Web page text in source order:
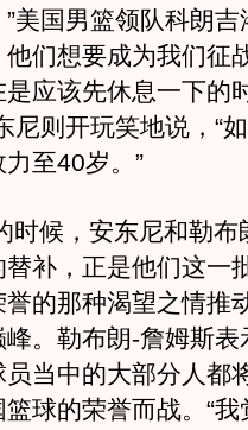
美国男篮领队科朗吉
们想要成为我们征
应该先休息一下的
尼则开玩笑地说，“
至40岁。”
候，安东尼和勒布
补，正是他们这一
的那种渴望之情推
。勒布朗-詹姆斯表
当中的大部分人都
球的荣誉而战。“我